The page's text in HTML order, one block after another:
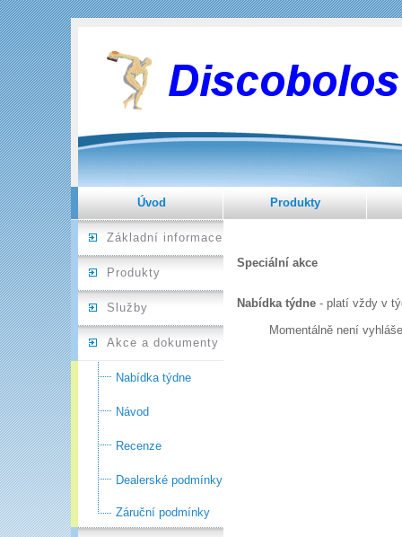
Úvod Produkty
Základní informace
Produkty
Služby
Akce a dokumenty
Nabídka týdne
Návod
Recenze
Dealerské podmínky
Záruční podmínky
Speciální akce
Nabídka týdne - platí vždy v
Momentálně není